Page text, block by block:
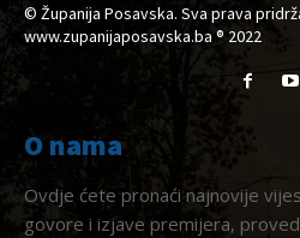
© Županija Posavska. Sva prava
www.zupanijaposavska.ba ® 2022
O nama
Ovdje ćete pronaći najnovije
govore i izjave premijera,